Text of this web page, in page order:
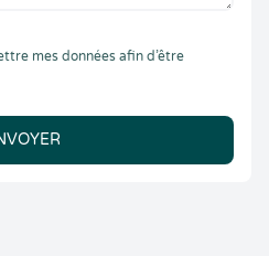
mes données afin d’être